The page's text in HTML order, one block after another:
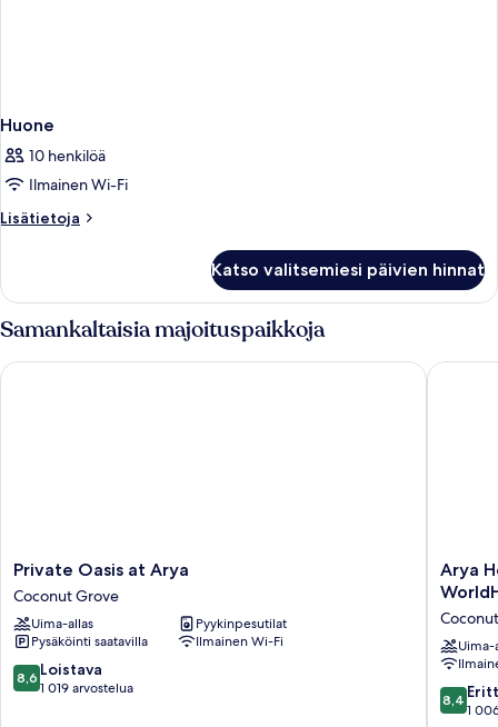
Huone
10 henkilöä
Ilmainen Wi-Fi
Lisätietoja
Lisätietoja
Katso valitsemiesi päivien hinnat
Samankaltaisia majoituspaikkoja
Private
Oasis
at
Arya
Coconut
Grove
Private Oasis at Arya
Coconut Grove
Uima-allas
Pyykinpesutilat
Pysäköinti saatavilla
Ilmainen Wi-Fi
8.6
kautta
8,6 Loistava
1 019 arvostelua
Private Oasis at Arya
Arya
Hotel
Suites
Coconut
Grove,
Arya
Uima-
8.4
kautta
8,4
1
Arya